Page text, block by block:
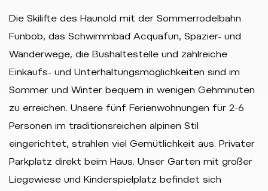
Die Skilifte des Haunold mit der Sommerrodelbahn
Funbob, das Schwimmbad Acquafun, Spazier- und
Wanderwege, die Bushaltestelle und zahlreiche
Einkaufs- und Unterhaltungsmöglichkeiten sind im
Sommer und Winter bequem in wenigen Gehminuten
zu erreichen. Unsere fünf Ferienwohnungen für 2-6
Personen im traditionsreichen alpinen Stil
eingerichtet, strahlen viel Gemütlichkeit aus. Privater
Parkplatz direkt beim Haus. Unser Garten mit großer
Liegewiese und Kinderspielplatz befindet sich